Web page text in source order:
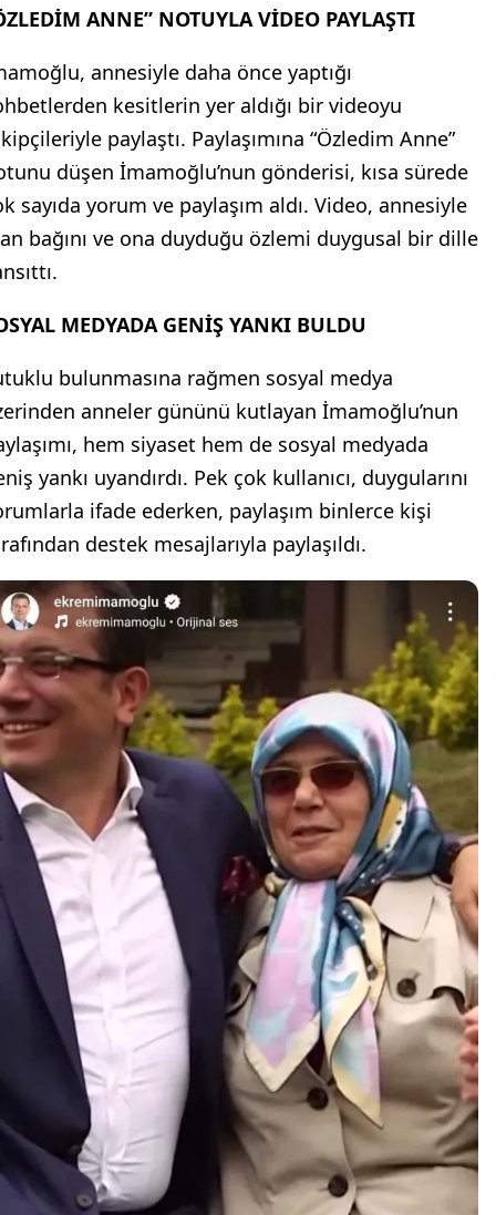
ANNE” NOTUYLA VİDEO PAYLAŞTI
annesiyle daha önce yaptığı
kesitlerin yer aldığı bir videoyu
paylaştı. Paylaşımına “Özledim Anne”
düşen İmamoğlu’nun gönderisi, kısa sürede
sayıda yorum ve paylaşım aldı. Video, annesiyle
bağını ve ona duyduğu özlemi duygusal bir dille
MEDYADA GENİŞ YANKI BULDU
bulunmasına rağmen sosyal medya
anneler gününü kutlayan İmamoğlu’nun
hem siyaset hem de sosyal medyada
yankı uyandırdı. Pek çok kullanıcı, duygularını
ifade ederken, paylaşım binlerce kişi
destek mesajlarıyla paylaşıldı.